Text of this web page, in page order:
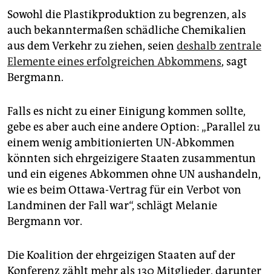
Sowohl die Plastikproduktion zu begrenzen, als
auch bekanntermaßen schädliche Chemikalien
aus dem Verkehr zu ziehen, seien deshalb zentrale
Elemente eines erfolgreichen Abkommens, sagt
Bergmann.
Falls es nicht zu einer Einigung kommen sollte,
gebe es aber auch eine andere Option: „Parallel zu
einem wenig ambitionierten UN-Abkommen
könnten sich ehrgeizigere Staaten zusammentun
und ein eigenes Abkommen ohne UN aushandeln,
wie es beim Ottawa-Vertrag für ein Verbot von
Landminen der Fall war“, schlägt Melanie
Bergmann vor.
Die Koalition der ehrgeizigen Staaten auf der
Konferenz zählt mehr als 130 Mitglieder, darunter